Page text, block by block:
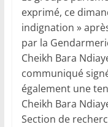
exprimé, ce
indignation »
par la
Cheikh Bara
communiqué
également une
Cheikh Bara
Section de